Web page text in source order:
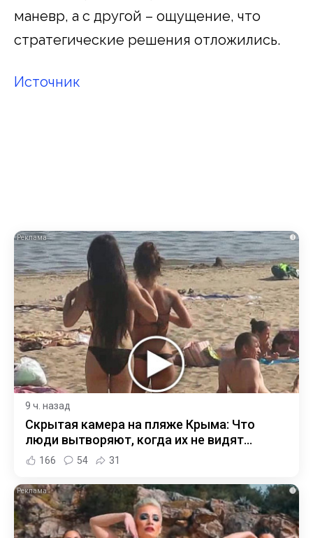
маневр, а с другой – ощущение, что
стратегические решения отложились.
Источник
i
9 ч. назад
Скрытая камера на пляже Крыма: Что
люди вытворяют, когда их не видят...
166 54 31
i